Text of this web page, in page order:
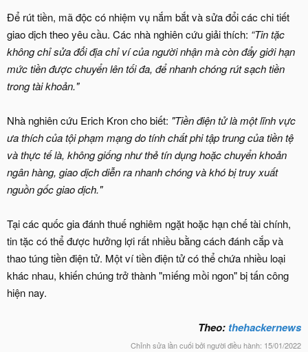
Để rút tiền, mã độc có nhiệm vụ nắm bắt và sửa đổi các chi tiết
giao dịch theo yêu cầu. Các nhà nghiên cứu giải thích: “Tin tặc
không chỉ sửa đổi địa chỉ ví của người nhận mà còn đẩy giới hạn
mức tiền được chuyển lên tối đa, để nhanh chóng rút sạch tiền
trong tài khoản."
Nhà nghiên cứu Erich Kron cho biết: "Tiền điện tử là một lĩnh vực
ưa thích của tội phạm mạng do tính chất phi tập trung của tiền tệ
và thực tế là, không giống như thẻ tín dụng hoặc chuyển khoản
ngân hàng, giao dịch diễn ra nhanh chóng và khó bị truy xuất
nguồn gốc giao dịch."
Tại các quốc gia đánh thuế nghiêm ngặt hoặc hạn chế tài chính,
tin tặc có thể được hưởng lợi rất nhiều bằng cách đánh cắp và
thao túng tiền điện tử. Một ví tiền điện tử có thể chứa nhiều loại
khác nhau, khiến chúng trở thành "miếng mồi ngon" bị tấn công
hiện nay.
Theo: thehackernews
Chỉnh sửa lần cuối bởi người điều hành: 15/01/2022